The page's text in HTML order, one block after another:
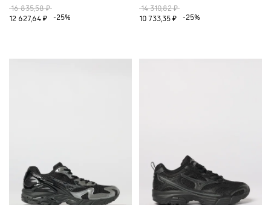
16 835,58 ₽
12 627,64 ₽
-25%
14 310,82 ₽
10 733,35 ₽
-25%